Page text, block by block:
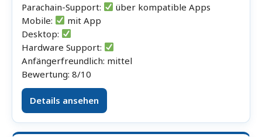
Parachain-Support:
über kompatible Apps
Mobile:
mit App
Desktop:
Hardware Support:
Anfängerfreundlich: mittel
Bewertung: 8/10
Details ansehen